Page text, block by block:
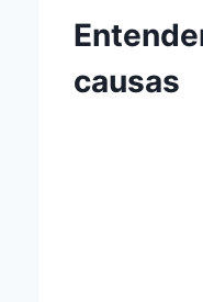
causas